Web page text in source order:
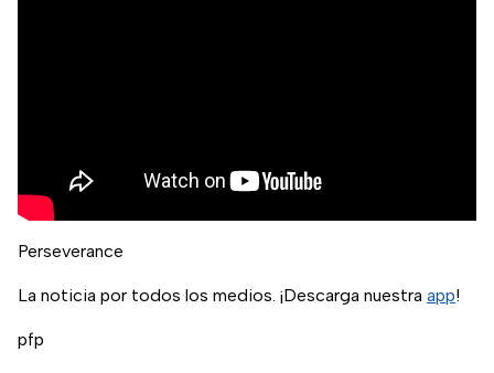
Perseverance
La noticia por todos los medios. ¡Descarga nuestra app!
pfp